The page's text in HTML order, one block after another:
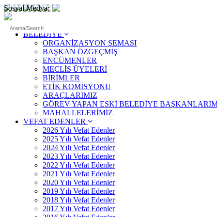
Sosyal Medya:
ANASAYFA
BELEDİYE
ORGANİZASYON ŞEMASI
BAŞKAN ÖZGEÇMİŞ
ENCÜMENLER
MECLİS ÜYELERİ
BİRİMLER
ETİK KOMİSYONU
ARAÇLARIMIZ
GÖREV YAPAN ESKİ BELEDİYE
MAHALLELERİMİZ
VEFAT EDENLER
2026 Yılı Vefat Edenler
2025 Yılı Vefat Edenler
2024 Yılı Vefat Edenler
2023 Yılı Vefat Edenler
2022 Yılı Vefat Edenler
2021 Yılı Vefat Edenler
2020 Yılı Vefat Edenler
2019 Yılı Vefat Edenler
2018 Yılı Vefat Edenler
2017 Yılı Vefat Edenler